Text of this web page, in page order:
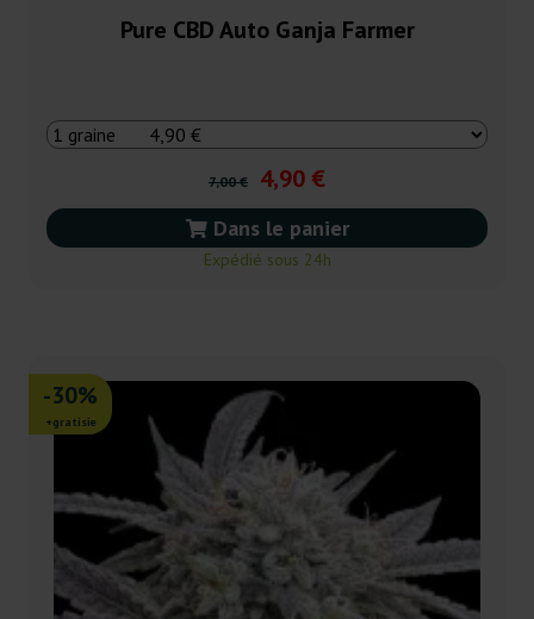
Pure CBD Auto Ganja Farmer
7,00 € 4,90 €
Dans le panier
Expédié sous 24h
-30%
+gratisie